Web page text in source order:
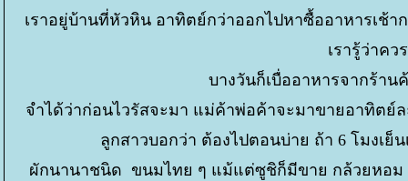
เราอยู่บ้านที่หัวหิน อาทิตย์กว่าออกไปหาซื้ออาหารเช้
เรารู้ว่าค
บางวันก็เบื่ออาหารจากร้า
จำได้ว่าก่อนไวรัสจะมา แม่ค้าพ่อค้าจะมาขายอาทิตย์
ลูกสาวบอกว่า ต้องไปตอนบ่าย ถ้า 6 โมงเย็
ผักนานาชนิด ขนมไทย ๆ แม้แต่ซูชิก็มีขาย กล้วยหอม